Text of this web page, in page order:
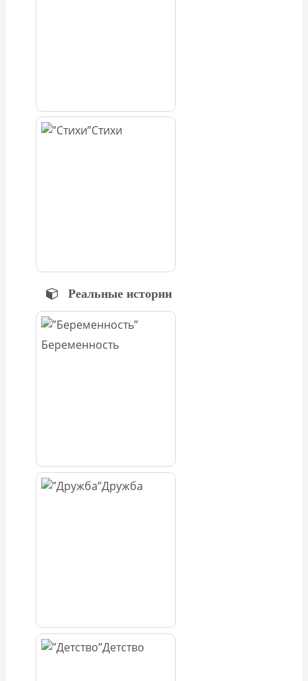
Стихи
Реальные истории
Беременность
Дружба
Детство